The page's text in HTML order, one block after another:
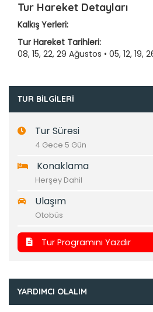
Tur Hareket Detayları
Kalkış Yerleri:
Tur Hareket Tarihleri:
08, 15, 22, 29 Ağustos • 05, 12, 19,
TUR BILGILERI
Tur Süresi
4 Gece 5 Gün
Konaklama
Herşey Dahil
Ulaşım
Otobüs
Tur Programını Yazdır
YARDIMCI OLALIM